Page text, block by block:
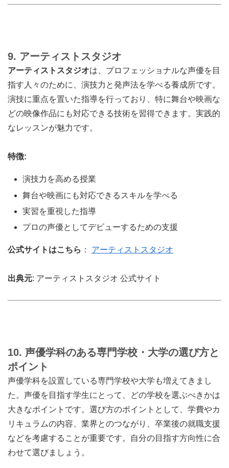
9. アーティストスタジオ
アーティストスタジオは、プロフェッショナルな声優を目
指す人々のために、演技力と発声法を学べる養成所です。
演技に重点を置いた指導を行っており、特に舞台や映画な
どの映像作品にも対応できる技術を習得できます。実践的
なレッスンが魅力です。
特徴:
演技力を高める授業
舞台や映画にも対応できるスキルを学べる
実習を重視した指導
プロの声優としてデビューするための支援
公式サイトはこちら ： アーティストスタジオ
出典元: アーティストスタジオ 公式サイト
10. 声優学科のある専門学校・大学の選び方と
ポイント
声優学科を設置している専門学校や大学も増えてきまし
た。声優を目指す学生にとって、どの学校を選ぶべきかは
大きなポイントです。選び方のポイントとして、学費やカ
リキュラムの内容、業界とのつながり、卒業後の就職支援
などを考慮することが重要です。自分の目指す方向性に合
わせて選びましょう。